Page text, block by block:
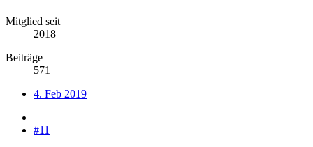
Mitglied seit
2018
Beiträge
571
4. Feb 2019
#11